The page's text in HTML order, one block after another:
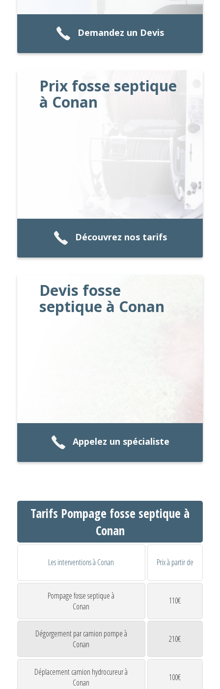
Demandez un Devis
Prix fosse septique
à Conan
Découvrez nos tarifs
Devis fosse
septique à Conan
Appelez un spécialiste
Tarifs Pompage fosse septique à
Conan
Les interventions à Conan Prix à partir de
Pompage fosse septique à
Conan
110€
Dégorgement par camion pompe à
Conan
210€
Déplacement camion hydrocureur à
Conan
100€